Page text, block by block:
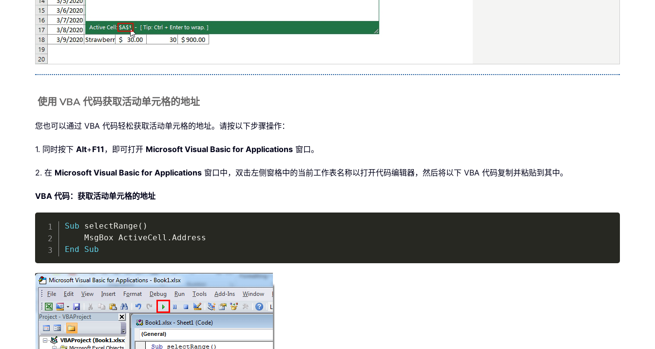
使用 VBA 代码获取活动单元格的地址
您也可以通过 VBA 代码轻松获取活动单元格的地址。请按以下步骤操作：
1. 同时按下 Alt+F11 ，即可打开 Microsoft Visual Basic for Applications 窗口。
2. 在 Microsoft Visual Basic for Applications 窗口中，双击左侧窗格中的当前工作表名称以打开代码编辑器，然后将以下 VBA 代码复制并粘贴到其中。
VBA 代码：获取活动单元格的地址
Sub selectRange ( )
	MsgBox ActiveCell
.
End
Sub